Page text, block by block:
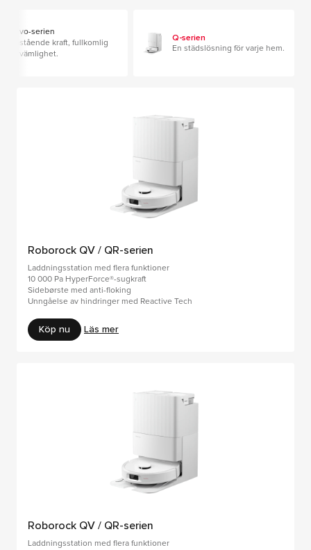
Qrevo-serien
Enastående kraft, fullkomlig
bekvämlighet.
Q-serien
En städslösning för varje hem.
Roborock QV / QR-serien
Laddningsstation med flera funktioner
10 000 Pa HyperForce®-sugkraft
Sidebørste med anti-floking
Unngåelse av hindringer med Reactive Tech
Köp nu Läs mer
Roborock QV / QR-serien
Laddningsstation med flera funktioner